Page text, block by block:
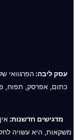
עסק ליבה: הפרגוואי
כתום, אפרסק, תפוח,
מדגישים חדשנות:
משקאות, היא עשויה